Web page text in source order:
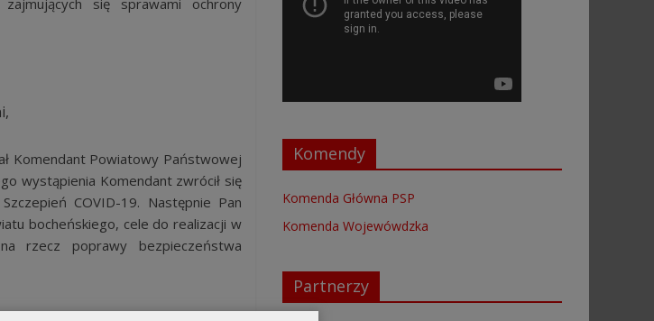
się sprawami ochrony
Komendant Powiatowy Państwowej
wystąpienia Komendant zwrócił się
COVID-19. Następnie Pan
bocheńskiego, cele do realizacji w
rzecz poprawy bezpieczeństwa
Komendy
Komenda Główna PSP
Komenda Wojewówdzka
Partnerzy